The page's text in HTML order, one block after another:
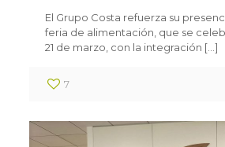
El Grupo Costa refuerza su
feria de alimentación, que se
21 de marzo, con la integración […]
7